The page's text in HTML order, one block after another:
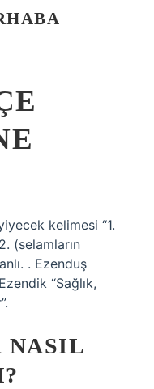
kelimesi “1.
(selamların
. Ezenduş
“Sağlık,
NASIL